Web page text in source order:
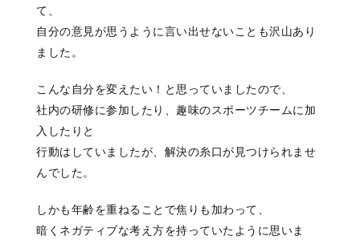
て、
自分の意見が思うように言い出せないことも沢山あり
ました。
こんな自分を変えたい！と思っていましたので、
社内の研修に参加したり、趣味のスポーツチームに加
入したりと
行動はしていましたが、解決の糸口が見つけられませ
んでした。
しかも年齢を重ねることで焦りも加わって、
暗くネガティブな考え方を持っていたように思いま